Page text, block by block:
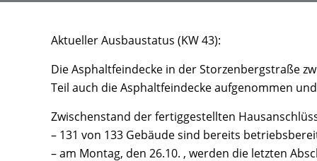
Aktueller Ausbaustatus (KW 43):
Die Asphaltfeindecke in der Storzenbergstraße
Teil auch die Asphaltfeindecke aufgenommen
Zwischenstand der fertiggestellten
– 131 von 133 Gebäude sind bereits
– am Montag, den 26.10. , werden die letzten